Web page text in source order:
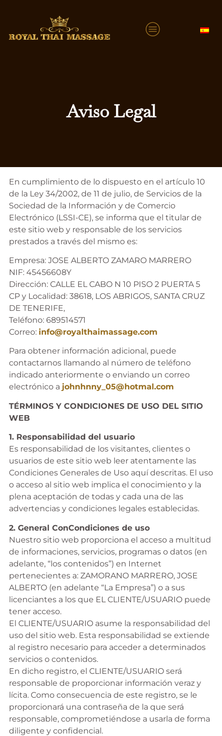
Aviso Legal
En cumplimiento de lo dispuesto en el artículo 10
de la Ley 34/2002, de 11 de julio, de Servicios de la
Sociedad de la Información y de Comercio
Electrónico (LSSI-CE), se informa que el titular de
este sitio web y responsable de los servicios
prestados a través del mismo es:
Empresa: JOSE ALBERTO ZAMARO MARRERO
NIF: 45456608Y
Dirección: CALLE EL CABO N 10 PISO 2 PUERTA 5
CP y Localidad: 38618, LOS ABRIGOS, SANTA CRUZ
DE TENERIFE,
Teléfono: 689514571
Correo: info@royalthaimassage.com
Para obtener información adicional, puede
contactarnos llamando al número de teléfono
indicado anteriormente o enviando un correo
electrónico a johnhnny_05@hotmal.com
TÉRMINOS Y CONDICIONES DE USO DEL SITIO
WEB
1. Responsabilidad del usuario
Es responsabilidad de los visitantes, clientes o
usuarios de este sitio web leer atentamente las
Condiciones Generales de Uso aquí descritas. El uso
o acceso al sitio web implica el conocimiento y la
plena aceptación de todas y cada una de las
advertencias y condiciones legales establecidas.
2. General ConCondiciones de uso
Nuestro sitio web proporciona el acceso a multitud
de informaciones, servicios, programas o datos (en
adelante, “los contenidos”) en Internet
pertenecientes a: ZAMORANO MARRERO, JOSE
ALBERTO (en adelante “La Empresa”) o a sus
licenciantes a los que EL CLIENTE/USUARIO puede
tener acceso.
El CLIENTE/USUARIO asume la responsabilidad del
uso del sitio web. Esta responsabilidad se extiende
al registro necesario para acceder a determinados
servicios o contenidos.
En dicho registro, el CLIENTE/USUARIO será
responsable de proporcionar información veraz y
lícita. Como consecuencia de este registro, se le
proporcionará una contraseña de la que será
responsable, comprometiéndose a usarla de forma
diligente y confidencial.